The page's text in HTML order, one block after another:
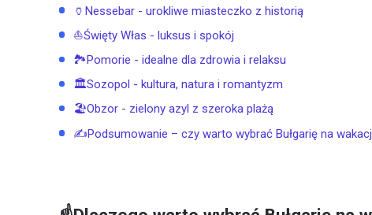
🏺Nessebar - urokliwe miasteczko z historią
⛵Święty Włas - luksus i spokój
🏞️Pomorie - idealne dla zdrowia i relaksu
🏛️Sozopol - kultura, natura i romantyzm
🏖️Obzor - zielony azyl z szeroka plażą
✍️Podsumowanie – czy warto wybrać Bułgarię na